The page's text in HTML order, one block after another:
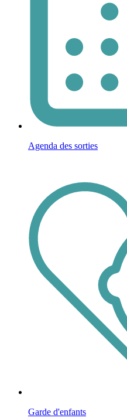
Agenda des sorties
Garde d'enfants